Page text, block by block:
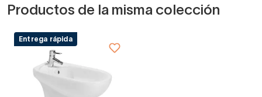
Productos de la misma colección
Entrega rápida